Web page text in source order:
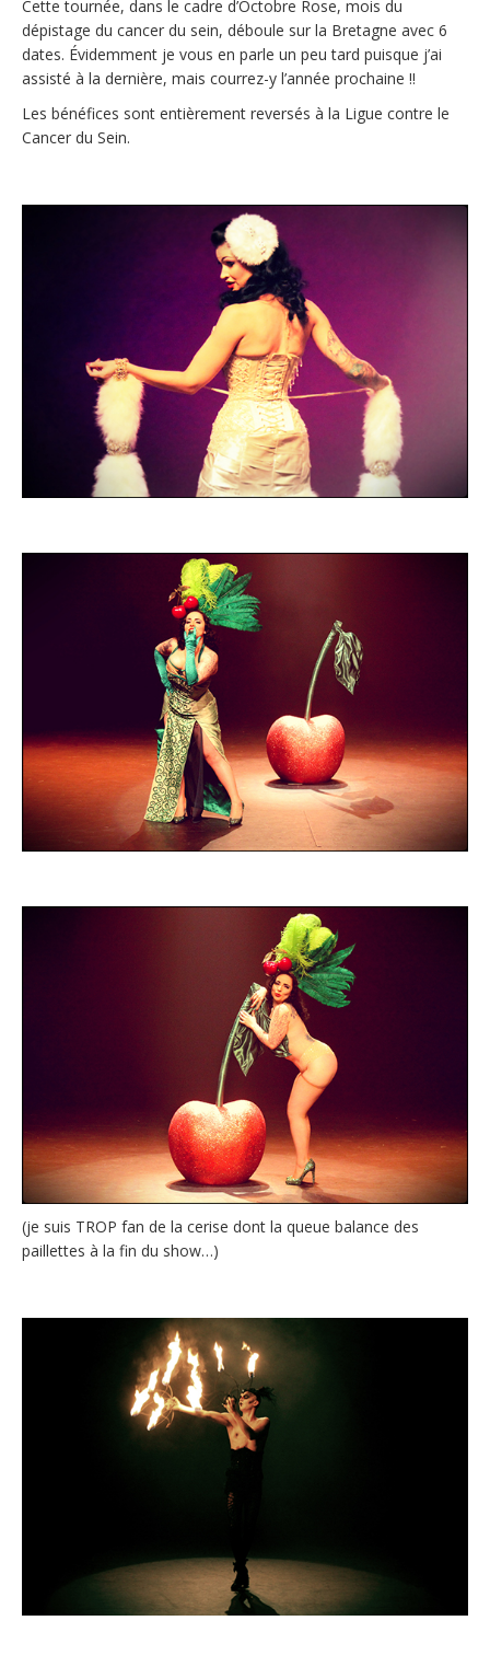
Cette tournée, dans le cadre d’Octobre Rose, mois du
dépistage du cancer du sein, déboule sur la Bretagne avec 6
dates. Évidemment je vous en parle un peu tard puisque j’ai
assisté à la dernière, mais courrez-y l’année prochaine !!
Les bénéfices sont entièrement reversés à la Ligue contre le
Cancer du Sein.
(je suis TROP fan de la cerise dont la queue balance des
paillettes à la fin du show…)